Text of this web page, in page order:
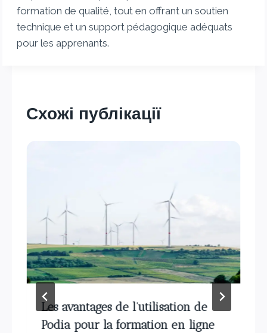
formation de qualité, tout en offrant un soutien
technique et un support pédagogique adéquats
pour les apprenants.
Схожі публікації
Les avantages de l’utilisation de
Podia pour la formation en ligne